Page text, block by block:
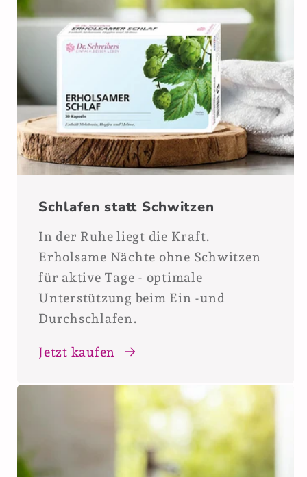
Schlafen statt Schwitzen
In der Ruhe liegt die Kraft.
Erholsame Nächte ohne Schwitzen
für aktive Tage - optimale
Unterstützung beim Ein -und
Durchschlafen.
Jetzt kaufen